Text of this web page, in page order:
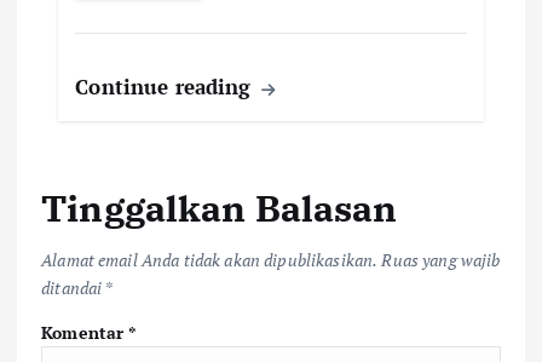
Continue reading
Tinggalkan Balasan
Alamat email Anda tidak akan dipublikasikan. Ruas yang wajib
ditandai *
Komentar*